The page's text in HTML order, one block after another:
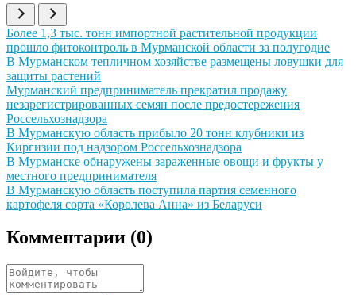
Иллюстрация новости
Более 1,3 тыс. тонн импортной растительной продукции
прошло фитоконтроль в Мурманской области за полугодие
Иллюстрация новости
В Мурманском тепличном хозяйстве размещены ловушки для
защиты растений
Иллюстрация новости
Мурманский предприниматель прекратил продажу
незарегистрированных семян после предостережения
Россельхознадзора
Иллюстрация новости
В Мурманскую область прибыло 20 тонн клубники из
Киргизии под надзором Россельхознадзора
Иллюстрация новости
В Мурманске обнаружены зараженные овощи и фрукты у
местного предпринимателя
Иллюстрация новости
В Мурманскую область поступила партия семенного
картофеля сорта «Королева Анна» из Беларуси
Комментарии (0)